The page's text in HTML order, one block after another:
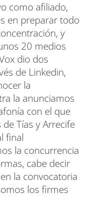
como afiliado,
en preparar todo
y
20 medios
dio dos
de Linkedin,
la
la anunciamos
con el que
Tías y Arrecife
final
la concurrencia
cabe decir
la convocatoria
los firmes